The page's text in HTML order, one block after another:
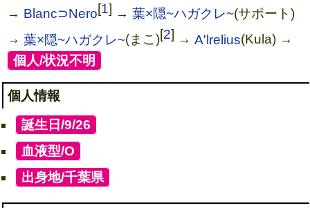
→ Blanc⊃Nero[1] →葉×隠~ハガクレ~(サポート)
→葉×隠~ハガクレ~(まこ)[2] →A'lrelius(Kula) →
[個人/状況不明
個人情報
誕生日/9/26
血液型/O
出身地/千葉県]